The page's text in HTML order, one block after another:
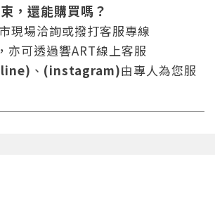
Email，請依照信件中的指示重新登
入。
測到您的帳號重複登入，
定」將前一位使用者強制登出。
確定
，還能購買嗎？
現場洽詢或撥打客服專線
亦可透過響ART線上客服
、 (instagram)由專人為您服